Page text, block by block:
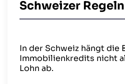
Schweizer Regeln
In der Schweiz hängt die
Immobilienkredits nicht
Lohn ab.